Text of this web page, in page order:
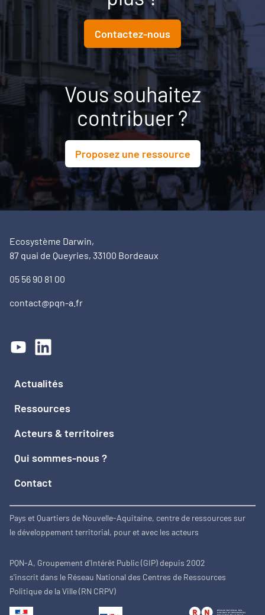
aux conditions nécessaires pour transformer une
ambition politique en projet territorial.
Contactez-nous
Vous souhaitez
contribuer ?
Proposez une ressource
Ecosystème Darwin,
87 quai de Queyries, 33100 Bordeaux
05 56 90 81 00
contact@pqn-a.fr
Actualités
Ressources
Acteurs & territoires
Qui sommes-nous ?
Contact
Pays et Quartiers de Nouvelle-Aquitaine, centre de ressources sur
le développement territorial, pour et avec les acteurs
PQN-A, Groupement d'Intérêt Public (GIP) depuis 2002
s'inscrit dans le Réseau National des Centres de Ressources
Politique de la Ville (RN CRPV)